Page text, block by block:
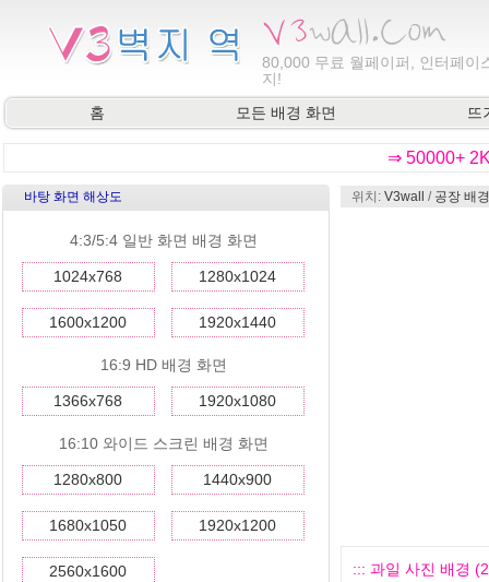
80,000 무료 월페이퍼, 인터페이
지!
홈
모든 배경 화면 뜨
⇒ 50000+
바탕 화면 해상도
4:3/5:4 일반 화면 배경 화면
1024x768 1280x1024
1600x1200 1920x1440
16:9 HD 배경 화면
1366x768 1920x1080
16:10 와이드 스크린 배경 화면
1280x800 1440x900
1680x1050 1920x1200
2560x1600
위치: V3wall / 공장 배
::: 과일 사진 배경